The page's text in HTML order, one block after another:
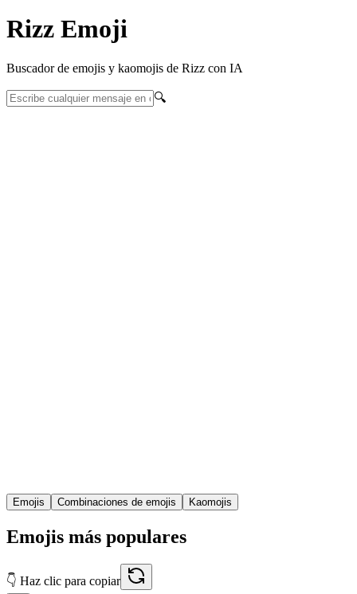
Rizz Emoji
Buscador de emojis y kaomojis de Rizz con IA
🔍
Emojis Combinaciones de emojis Kaomojis
Emojis más populares
👇 Haz clic para copiar